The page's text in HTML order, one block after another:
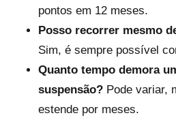
pontos em 12 meses.
Posso recorrer mesmo
Sim, é sempre possível
Quanto tempo demora
suspensão? Pode variar,
estende por meses.